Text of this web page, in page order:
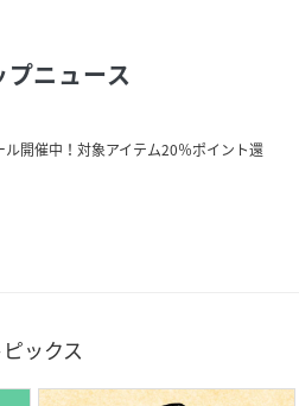
プニュース
ル開催中！対象アイテム20％ポイント還
ピックス